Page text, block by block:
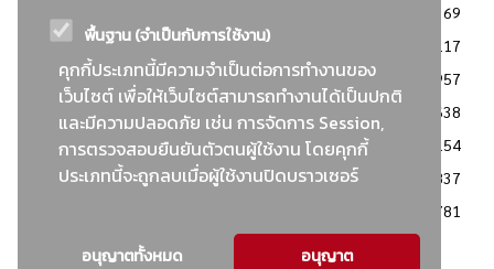
พื้นฐาน (จำเป็นกับการใช้งาน)
คุกกี้ประเภทนี้มีความจำเป็นต่อการทำงานของ
เว็บไซต์ เพื่อให้เว็บไซต์สามารถทำงานได้เป็นปกติ
และมีความปลอดภัย เช่น การจัดการ Session,
การตรวจสอบยืนยันตัวตนผู้ใช้งาน โดยคุกกี้
ประเภทนี้จะถูกลบเมื่อผู้ใช้งานปิดบราวเซอร์
อนุญาตทั้งหมด อนุญาต
2369
: วิธีเฉพาะเจาะจง
2117
ข่าวสาร/ประกาศ
1957
: เอกสารส่งเสริมความโปร่งใสในการจัดซื้อจัดจ้าง
1638
ข่าวสารจัดซื้อจัดจ้าง
1154
: แผนการจัดซื้อจัดจ้าง
837
781